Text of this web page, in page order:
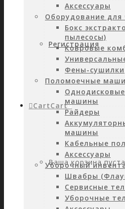
Регистрация
CartCart0
Ваша корзина
Аксессуары
Оборудование для
Бокс
пылесосы)
Ковровые
Фены-сушилки
Поломоечные
машины
Райдеры
машины
Кабельные
Аксессуары
Уборочный
Швабры
Сервисные
Уборочные